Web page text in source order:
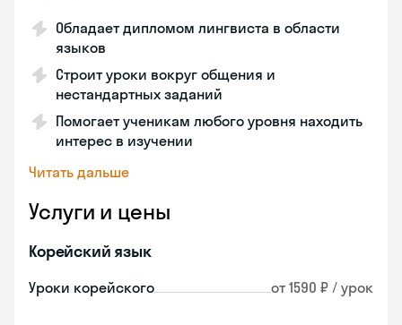
Обладает дипломом лингвиста в области
языков
Строит уроки вокруг общения и
нестандартных заданий
Помогает ученикам любого уровня находить
интерес в изучении
Читать дальше
Услуги и цены
Корейский язык
Уроки корейского от 1590 ₽ / урок